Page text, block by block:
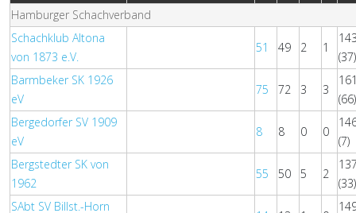
Hamburger Schachverband
Schachklub Altona
von 1873 e.V.
51 49 2 1
(37)
Barmbeker SK 1926
eV
75 72 3 3
(66)
Bergedorfer SV 1909
eV
8 8 0 0
(7)
Bergstedter SK von
1962
55 50 5 2
(33)
SAbt SV Billst.-Horn